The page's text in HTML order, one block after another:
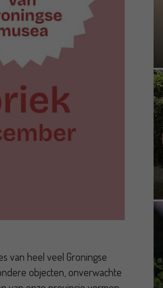
van heel veel Groningse
objecten, onverwachte